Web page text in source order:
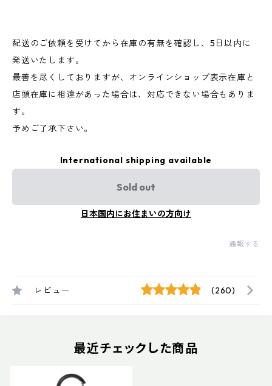
配送のご依頼を受けてから在庫の有無を確認し、5日以内に
発送いたします。
最善を尽くしておりますが、オンラインショップ表示在庫と
店頭在庫に相違があった場合は、対応できない場合もありま
す。
予めご了承下さい。
International shipping available
Sold out
日本国内にお住まいの方向け
通報する
レビュー (260)
最近チェックした商品